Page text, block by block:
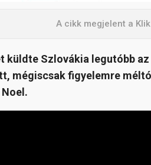
A cikk megjelent a
küldte Szlovákia legutóbb
mégiscsak figyelemre